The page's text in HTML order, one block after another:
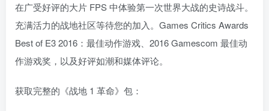
在广受好评的大片 FPS 中体验第一次世界大战的史诗战斗。
充满活力的战地社区等待您的加入。Games Critics Awards
Best of E3 2016：最佳动作游戏、2016 Gamescom 最佳动
作游戏奖，以及好评如潮和媒体评论。
获取完整的《战地 1 革命》包：